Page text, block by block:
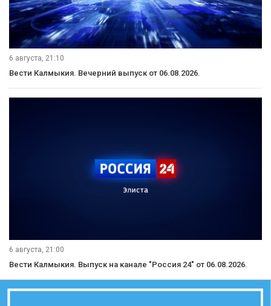
6 августа, 21:10
Вести Калмыкия. Вечерний выпуск от 06.08.2026.
6 августа, 21:00
Вести Калмыкия. Выпуск на канале "Россия 24" от 06.08.2026.